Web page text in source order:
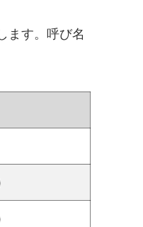
ます。呼び名